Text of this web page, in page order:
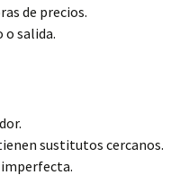
de precios.
o salida.
sustitutos cercanos.